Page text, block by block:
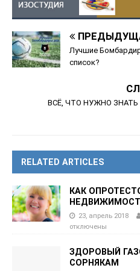
Лучшие
список?
ВСЁ, ЧТО НУЖНО ЗНАТЬ
RELATED ARTICLES
КАК
23, апрель 2018
отключены
ЗДОРОВЫЙ
СОРНЯКАМ